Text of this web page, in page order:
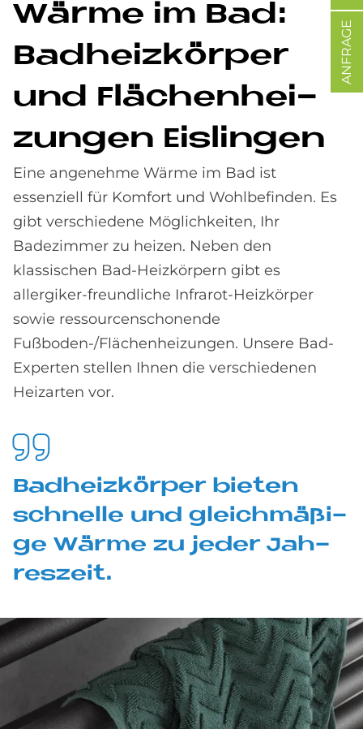
Wär­me im Bad:
Bad­heiz­kör­per
und Flä­chen­hei­
zun­gen Eis­lin­gen
Eine angenehme Wärme im Bad ist
essenziell für Komfort und Wohlbefinden. Es
gibt verschiedene Möglich­keiten, Ihr
Badezimmer zu heizen. Neben den
klassischen Bad-Heizkörpern gibt es
allergiker-freundliche Infrarot-Heizkörper
sowie ressourcen­schonende
Fußboden-/Flächenheizungen. Unsere Bad-
Experten stellen Ihnen die verschiedenen
Heizarten vor.
Bad­heiz­kör­per bie­ten
schnel­le und gleich­mä­ßi­
ge Wär­me zu je­der Jah­
res­zeit.
ANFRAGE